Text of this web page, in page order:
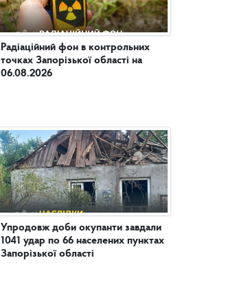
Радіаційний фон в контрольних
точках Запорізької області на
06.08.2026
Упродовж доби окупанти завдали
1041 удар по 66 населених пунктах
Запорізької області